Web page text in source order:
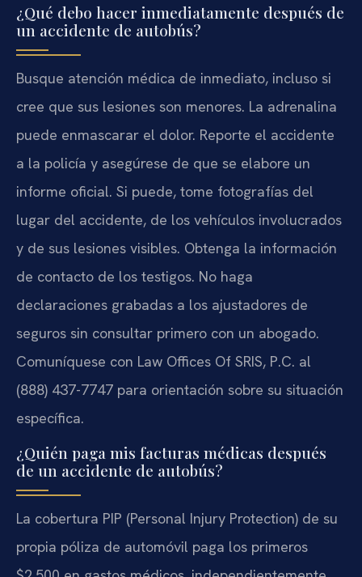
¿Qué debo hacer inmediatamente después de
un accidente de autobús?
Busque atención médica de inmediato, incluso si
cree que sus lesiones son menores. La adrenalina
puede enmascarar el dolor. Reporte el accidente
a la policía y asegúrese de que se elabore un
informe oficial. Si puede, tome fotografías del
lugar del accidente, de los vehículos involucrados
y de sus lesiones visibles. Obtenga la información
de contacto de los testigos. No haga
declaraciones grabadas a los ajustadores de
seguros sin consultar primero con un abogado.
Comuníquese con Law Offices Of SRIS, P.C. al
(888) 437-7747 para orientación sobre su situación
específica.
¿Quién paga mis facturas médicas después
de un accidente de autobús?
La cobertura PIP (Personal Injury Protection) de su
propia póliza de automóvil paga los primeros